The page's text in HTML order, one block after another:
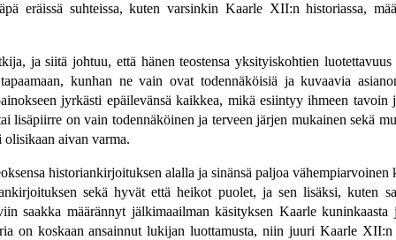
eräissä suhteissa, kuten varsinkin Kaarle XII:n historiassa,
ja siitä johtuu, että hänen teostensa yksityiskohtien
kunhan ne vain ovat todennäköisiä ja kuvaavia
jyrkästi epäilevänsä kaikkea, mikä esiintyy ihmeen
on vain todennäköinen ja terveen järjen mukainen sekä
olisikaan aivan varma.
historiankirjoituksen alalla ja sinänsä paljoa
sekä hyvät että heikot puolet, ja sen lisäksi, kuten
saakka määrännyt jälkimaailman käsityksen Kaarle
on koskaan ansainnut lukijan luottamusta, niin juuri Kaarle